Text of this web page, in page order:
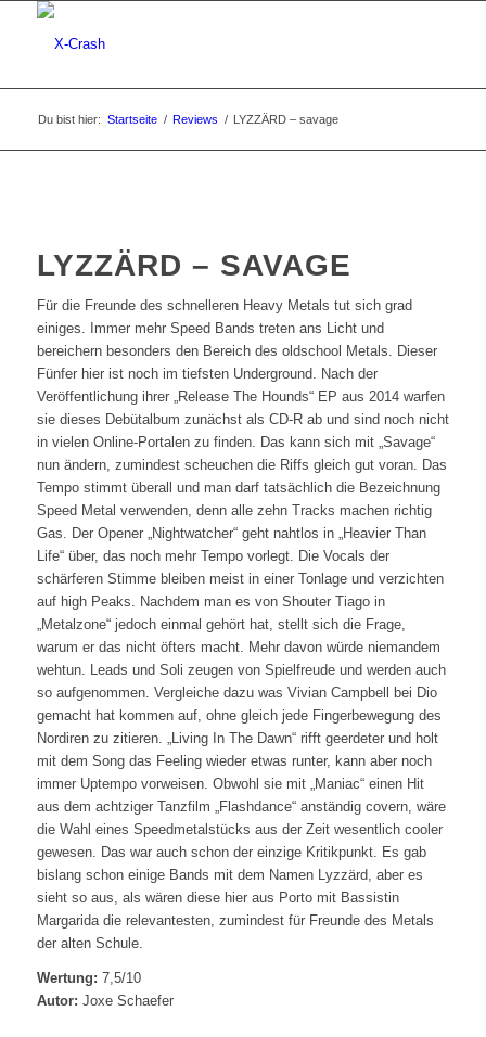
Du bist hier: Startseite / Reviews / LYZZÄRD – savage
LYZZÄRD – SAVAGE
Für die Freunde des schnelleren Heavy Metals tut sich grad
einiges. Immer mehr Speed Bands treten ans Licht und
bereichern besonders den Bereich des oldschool Metals. Dieser
Fünfer hier ist noch im tiefsten Underground. Nach der
Veröffentlichung ihrer „Release The Hounds“ EP aus 2014 warfen
sie dieses Debütalbum zunächst als CD-R ab und sind noch nicht
in vielen Online-Portalen zu finden. Das kann sich mit „Savage“
nun ändern, zumindest scheuchen die Riffs gleich gut voran. Das
Tempo stimmt überall und man darf tatsächlich die Bezeichnung
Speed Metal verwenden, denn alle zehn Tracks machen richtig
Gas. Der Opener „Nightwatcher“ geht nahtlos in „Heavier Than
Life“ über, das noch mehr Tempo vorlegt. Die Vocals der
schärferen Stimme bleiben meist in einer Tonlage und verzichten
auf high Peaks. Nachdem man es von Shouter Tiago in
„Metalzone“ jedoch einmal gehört hat, stellt sich die Frage,
warum er das nicht öfters macht. Mehr davon würde niemandem
wehtun. Leads und Soli zeugen von Spielfreude und werden auch
so aufgenommen. Vergleiche dazu was Vivian Campbell bei Dio
gemacht hat kommen auf, ohne gleich jede Fingerbewegung des
Nordiren zu zitieren. „Living In The Dawn“ rifft geerdeter und holt
mit dem Song das Feeling wieder etwas runter, kann aber noch
immer Uptempo vorweisen. Obwohl sie mit „Maniac“ einen Hit
aus dem achtziger Tanzfilm „Flashdance“ anständig covern, wäre
die Wahl eines Speedmetalstücks aus der Zeit wesentlich cooler
gewesen. Das war auch schon der einzige Kritikpunkt. Es gab
bislang schon einige Bands mit dem Namen Lyzzärd, aber es
sieht so aus, als wären diese hier aus Porto mit Bassistin
Margarida die relevantesten, zumindest für Freunde des Metals
der alten Schule.
Wertung: 7,5/10
Autor: Joxe Schaefer